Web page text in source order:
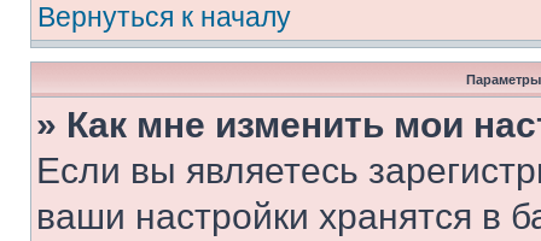
Вернуться к началу
Параметры
» Как мне изменить мои
Если вы являетесь
ваши настройки хранятся в